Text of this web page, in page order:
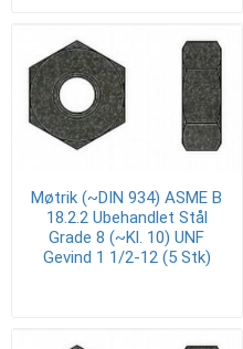
Møtrik (~DIN 934) ASME B
18.2.2 Ubehandlet Stål
Grade 8 (~Kl. 10) UNF
Gevind 1 1/2-12 (5 Stk)